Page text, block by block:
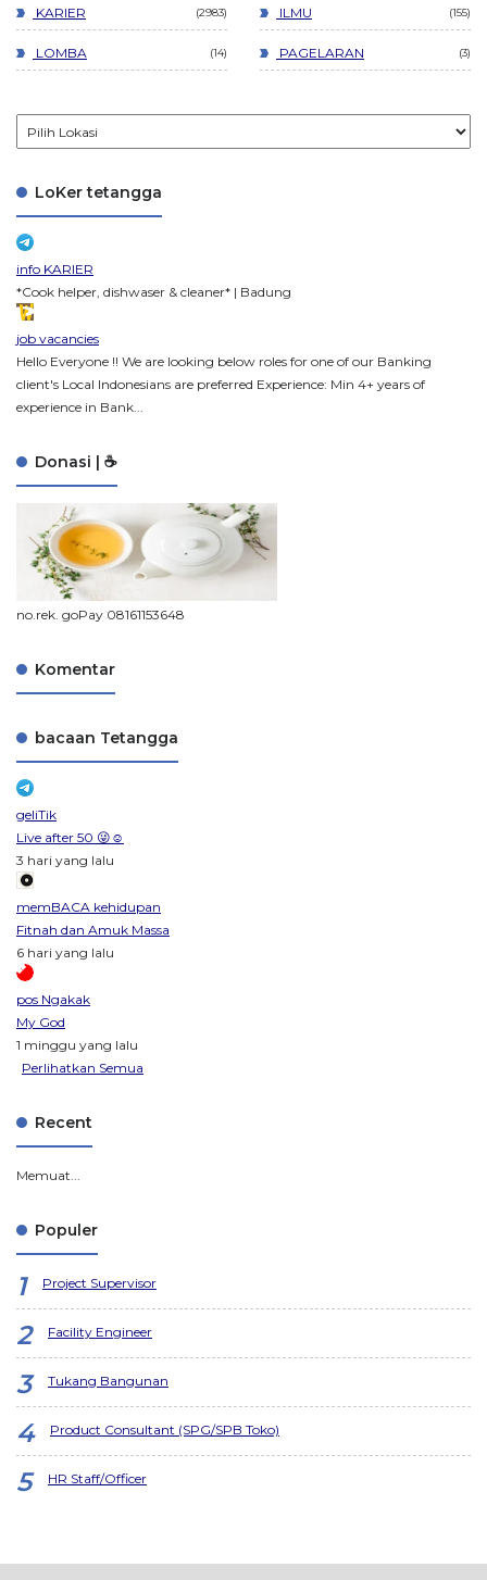
KARIER 2983 ILMU 155
LOMBA 14 PAGELARAN 3
LoKer tetangga
info KARIER
*Cook helper, dishwaser & cleaner* | Badung
job vacancies
Hello Everyone !! We are looking below roles for one of our Banking
client's Local Indonesians are preferred Experience: Min 4+ years of
experience in Bank...
Donasi | ☕
no.rek. goPay 08161153648
Komentar
bacaan Tetangga
geliTik
Live after 50 😜☺️
3 hari yang lalu
memBACA kehidupan
Fitnah dan Amuk Massa
6 hari yang lalu
pos Ngakak
My God
1 minggu yang lalu
Perlihatkan Semua
Recent
Memuat...
Populer
Project Supervisor
Facility Engineer
Tukang Bangunan
Product Consultant (SPG/SPB Toko)
HR Staff/Officer